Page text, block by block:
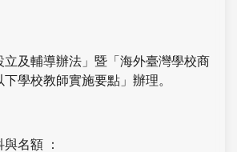
立及輔導辦法」暨「海外臺灣學校商
學校教師實施要點」辦理。
名額 ：